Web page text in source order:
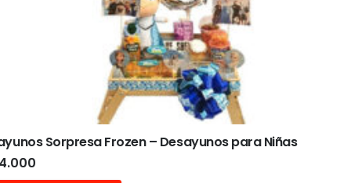
Sorpresa Frozen – Desayunos para Niñas